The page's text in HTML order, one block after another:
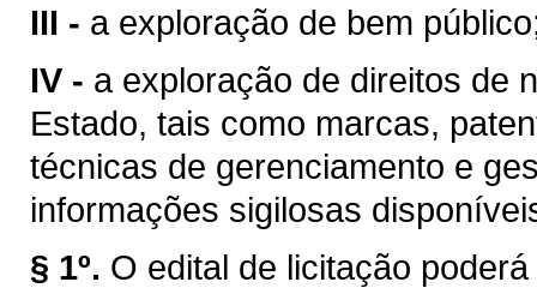
III - a exploração de bem
IV - a exploração de direitos de
Estado, tais como marcas,
técnicas de gerenciamento e
informações sigilosas
§ 1º. O edital de licitação